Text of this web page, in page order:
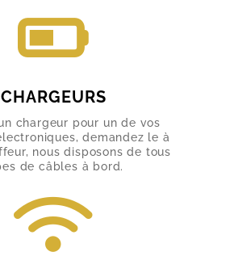
CHARGEURS
chargeur pour un de vos
demandez le à
nous disposons de tous
de câbles à bord.